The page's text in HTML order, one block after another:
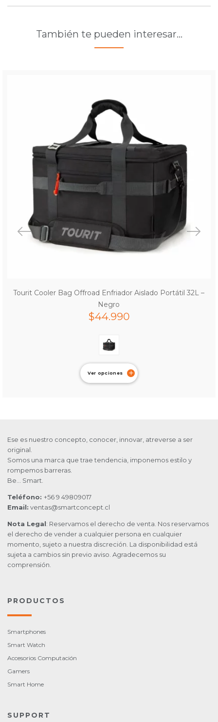
También te pueden interesar…
Tourit Cooler Bag Offroad Enfriador Aislado Portátil 32L –
Negro
$44.990
Ver opciones
Ese es nuestro concepto, conocer, innovar, atreverse a ser
original.
Somos una marca que trae tendencia, imponemos estilo y
rompemos barreras.
Be… Smart.
Teléfono: +56 9 49809017
Email: ventas@smartconcept.cl
Nota Legal: Reservamos el derecho de venta. Nos reservamos
el derecho de vender a cualquier persona en cualquier
momento, sujeto a nuestra discreción. La disponibilidad está
sujeta a cambios sin previo aviso. Agradecemos su
comprensión.
PRODUCTOS
Smartphones
Smart Watch
Accesorios Computación
Gamers
Smart Home
SUPPORT